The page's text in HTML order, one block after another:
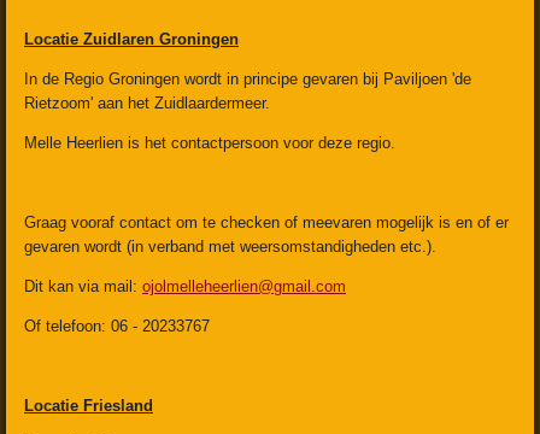
Locatie Zuidlaren Groningen
In de Regio Groningen wordt in principe gevaren bij Paviljoen 'de
Rietzoom' aan het Zuidlaardermeer.
Melle Heerlien is het contactpersoon voor deze regio.
Graag vooraf contact om te checken of meevaren mogelijk is en of er
gevaren wordt (in verband met weersomstandigheden etc.).
Dit kan via mail: ojolmelleheerlien@gmail.com
Of telefoon: 06 - 20233767
Locatie Friesland